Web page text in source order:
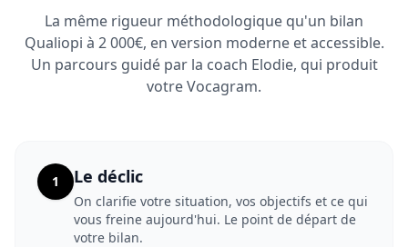
La même rigueur méthodologique qu'un bilan
Qualiopi à 2 000€, en version moderne et accessible.
Un parcours guidé par la coach Elodie, qui produit
votre Vocagram.
1 Le déclic
On clarifie votre situation, vos objectifs et ce qui
vous freine aujourd'hui. Le point de départ de
votre bilan.